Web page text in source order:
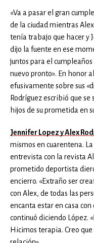
«Va a pasar el gran
de la ciudad mientras
tenía trabajo que hacer y
dijo la fuente en ese
juntos para el
nuevo pronto». En honor
efusivamente sobre sus
Rodríguez escribió que
hijos de su prometida en
Jennifer Lopez y Alex
mismos en cuarentena.
entrevista con la revista
prometido deportista
encierro. «Extraño ser
con Alex, de todas las
encanta estar en casa
continuó diciendo López.
Hicimos terapia. Creo